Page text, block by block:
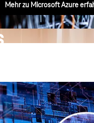
Mehr zu Microsoft Azure
as-a-Service
DevOps-Tool-